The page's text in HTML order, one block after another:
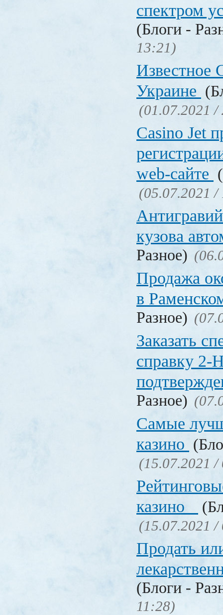
спектром
(Блоги -
13:21)
Известное
Украине
(01.07.2021 /
Сasino Jet
web-сайте
(05.07.2021 /
кузова
Разное)
Продажа
в
Разное)
Заказать
справку
Разное)
Самые
казино
(15.07.2021 /
казино
(15.07.2021 /
Продать
(Блоги -
11:28)